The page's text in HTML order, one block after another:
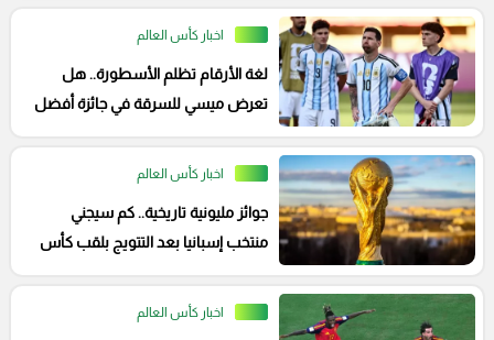
اخبار كأس العالم
لغة الأرقام تظلم الأسطورة.. هل
تعرض ميسي للسرقة في جائزة أفضل
اخبار كأس العالم
جوائز مليونية تاريخية.. كم سيجني
منتخب إسبانيا بعد التتويج بلقب كأس
اخبار كأس العالم